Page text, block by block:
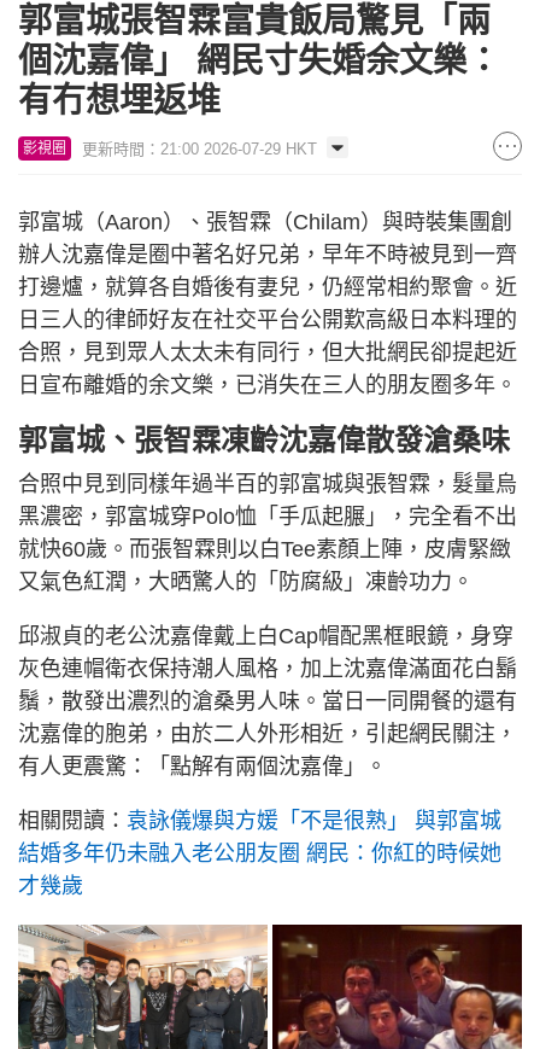
郭富城張智霖富貴飯局驚見「兩
個沈嘉偉」 網民寸失婚余文樂：
有冇想埋返堆
影視圈 更新時間：21:00 2026-07-29 HKT
郭富城（Aaron）、張智霖（Chilam）與時裝集團創
辦人沈嘉偉是圈中著名好兄弟，早年不時被見到一齊
打邊爐，就算各自婚後有妻兒，仍經常相約聚會。近
日三人的律師好友在社交平台公開歎高級日本料理的
合照，見到眾人太太未有同行，但大批網民卻提起近
日宣布離婚的余文樂，已消失在三人的朋友圈多年。
郭富城、張智霖凍齡沈嘉偉散發滄桑味
合照中見到同樣年過半百的郭富城與張智霖，髮量烏
黑濃密，郭富城穿Polo恤「手瓜起𦟌」，完全看不出
就快60歲。而張智霖則以白Tee素顏上陣，皮膚緊緻
又氣色紅潤，大晒驚人的「防腐級」凍齡功力。
邱淑貞的老公沈嘉偉戴上白Cap帽配黑框眼鏡，身穿
灰色連帽衛衣保持潮人風格，加上沈嘉偉滿面花白鬍
鬚，散發出濃烈的滄桑男人味。當日一同開餐的還有
沈嘉偉的胞弟，由於二人外形相近，引起網民關注，
有人更震驚：「點解有兩個沈嘉偉」。
相關閱讀： 袁詠儀爆與方媛「不是很熟」 與郭富城
結婚多年仍未融入老公朋友圈 網民：你紅的時候她
才幾歲